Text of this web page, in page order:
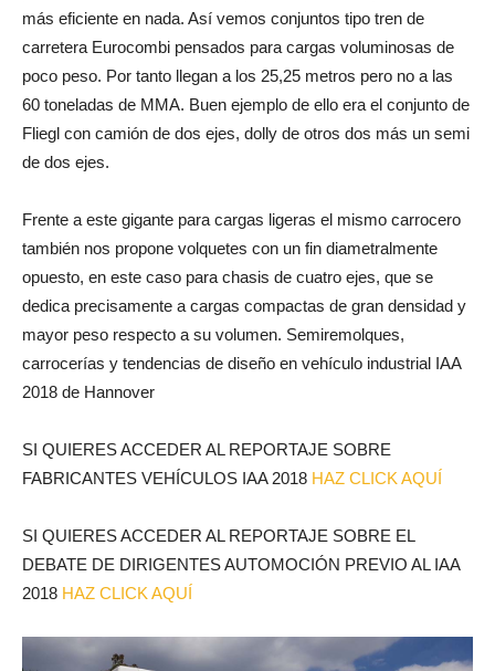
más eficiente en nada. Así vemos conjuntos tipo tren de
carretera Eurocombi pensados para cargas voluminosas de
poco peso. Por tanto llegan a los 25,25 metros pero no a las
60 toneladas de MMA. Buen ejemplo de ello era el conjunto de
Fliegl con camión de dos ejes, dolly de otros dos más un semi
de dos ejes.
Frente a este gigante para cargas ligeras el mismo carrocero
también nos propone volquetes con un fin diametralmente
opuesto, en este caso para chasis de cuatro ejes, que se
dedica precisamente a cargas compactas de gran densidad y
mayor peso respecto a su volumen. Semiremolques,
carrocerías y tendencias de diseño en vehículo industrial IAA
2018 de Hannover
SI QUIERES ACCEDER AL REPORTAJE SOBRE
FABRICANTES VEHÍCULOS IAA 2018 HAZ CLICK AQUÍ
SI QUIERES ACCEDER AL REPORTAJE SOBRE EL
DEBATE DE DIRIGENTES AUTOMOCIÓN PREVIO AL IAA
2018 HAZ CLICK AQUÍ